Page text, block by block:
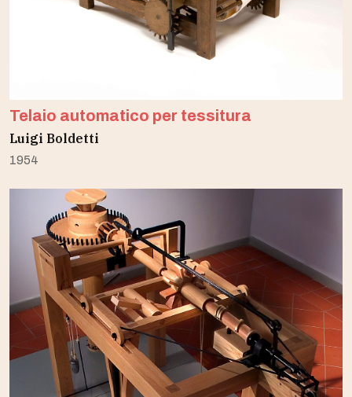
Telaio automatico per tessitura
Luigi Boldetti
1954